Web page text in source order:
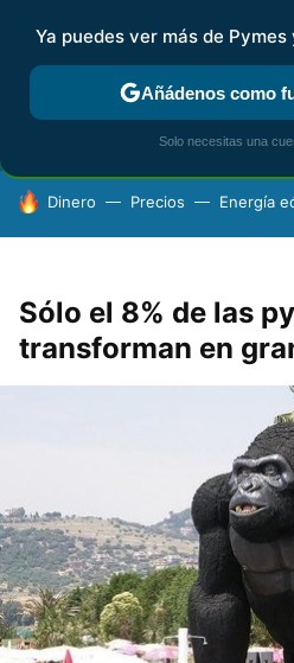
FISCALIDAD Y CONTABILIDAD
HOY SE HABLA DE
Dinero Precios Energía
Sólo el 8% de las
transforman en
Ya puedes ver más de
Añádenos como
Solo necesitas una